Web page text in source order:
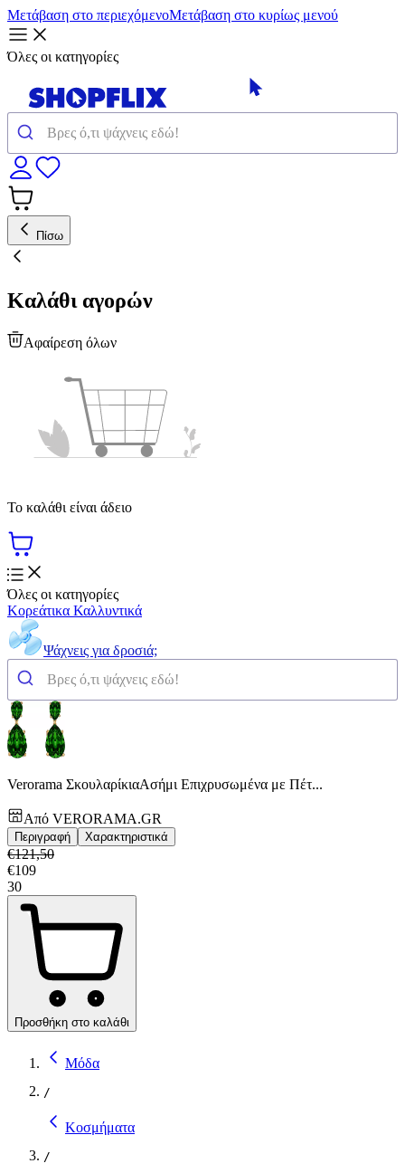
Μετάβαση στο περιεχόμενοΜετάβαση στο κυρίως μενού
Όλες οι κατηγορίες
Πίσω
Καλάθι αγορών
Αφαίρεση όλων
Το καλάθι είναι άδειο
Όλες οι κατηγορίες
Κορεάτικα Καλλυντικά
Ψάχνεις για δροσιά;
Verorama ΣκουλαρίκιαΑσήμι Επιχρυσωμένα με Πέτ...
Από VERORAMA.GR
Περιγραφή Χαρακτηριστικά
€121,50
€109
30
Προσθήκη στο καλάθι
Μόδα
/
Κοσμήματα
/